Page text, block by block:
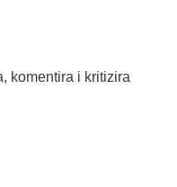
komentira i kritizira